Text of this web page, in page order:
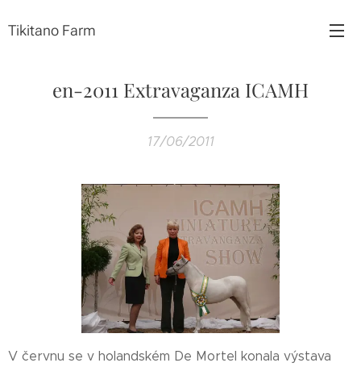
Tikitano Farm
en-2011 Extravaganza ICAMH
17/06/2011
V červnu se v holandském De Mortel konala výstava